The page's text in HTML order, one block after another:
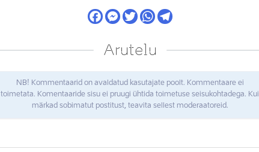
Arutelu
NB! Kommentaarid on avaldatud kasutajate poolt. Kommentaare ei
toimetata. Komentaaride sisu ei pruugi ühtida toimetuse seisukohtadega. Kui
märkad sobimatut postitust, teavita sellest moderaatoreid.